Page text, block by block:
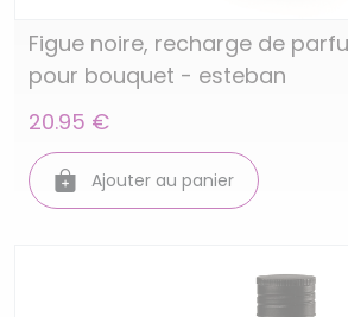
Figue noire, recharge de
pour bouquet - esteban
20.95 €
Ajouter au panier